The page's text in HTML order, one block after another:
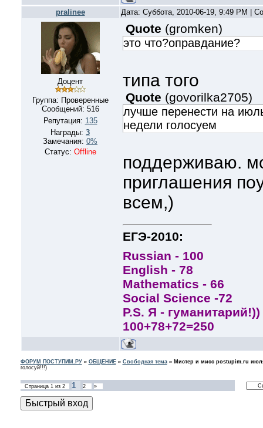
pralinee Дата: Суббота, 2010-06-19, 9:49 PM |
Доцент
Группа: Проверенные
Сообщений: 516
Репутация: 135
Награды: 3
Замечания: 0%
Статус: Offline
Quote (gromken)
это что?оправдание?
типа того
Quote (govorilka2705)
лучше перенести на
недели голосуем
поддерживаю.
приглашения
всем,)
ЕГЭ-2010:
Russian - 100
English - 78
Mathematics - 66
Social Scienсe -72
P.S. Я - гуманитарий!))
100+78+72=250
ФОРУМ ПОСТУПИМ.РУ» ОБЩЕНИЕ» Свободная тема» Мистер и мисс postupim.ru
голосуй!!!)
Страница 1из 2 1 2 »